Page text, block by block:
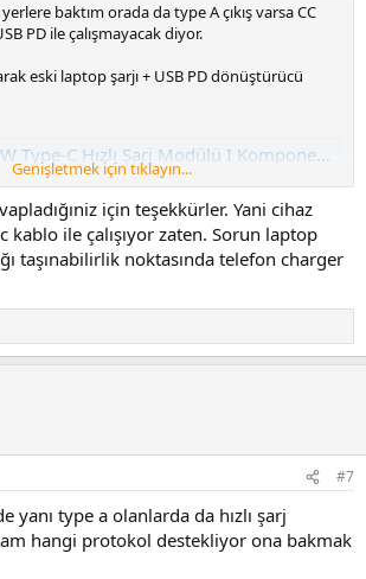
baktım orada da type A çıkış varsa CC
PD ile çalışmayacak diyor.
eski laptop şarjı + USB PD dönüştürücü
Type-C Hızlı Şarj Modülü I Komponentci
Type-C Hızlı Şarj Modülü ürününü uygun fiyat,
seçeneği ile online olarak Türkiye'nin en büyük
komponent satış sitesinden alabilirsiniz
Genişletmek için tıklayın...
için teşekkürler. Yani cihaz
kablo ile çalışıyor zaten. Sorun laptop
taşınabilirlik noktasında telefon charger
#7
yanı type a olanlarda da hızlı şarj
hangi protokol destekliyor ona bakmak